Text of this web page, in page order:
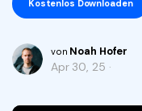
Support
PDFelement
PDFelement
PDF kombinieren
How-Tos
Mac-Software
KMU von 1-10p
10p+
Kostenlos Downloaden
von Noah Hofer
Apr 30, 25 ·